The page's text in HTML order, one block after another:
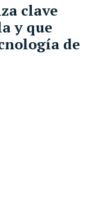
clave
y que
de